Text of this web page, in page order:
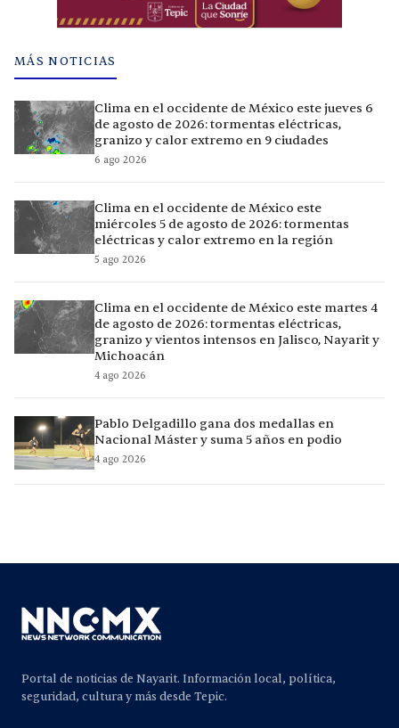
MÁS NOTICIAS
Clima en el occidente de México este jueves 6
de agosto de 2026: tormentas eléctricas,
granizo y calor extremo en 9 ciudades
6 ago 2026
Clima en el occidente de México este
miércoles 5 de agosto de 2026: tormentas
eléctricas y calor extremo en la región
5 ago 2026
Clima en el occidente de México este martes 4
de agosto de 2026: tormentas eléctricas,
granizo y vientos intensos en Jalisco, Nayarit y
Michoacán
4 ago 2026
Pablo Delgadillo gana dos medallas en
Nacional Máster y suma 5 años en podio
4 ago 2026
Portal de noticias de Nayarit. Información local, política,
seguridad, cultura y más desde Tepic.